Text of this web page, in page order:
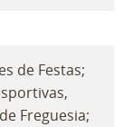
de Festas;
Freguesia;